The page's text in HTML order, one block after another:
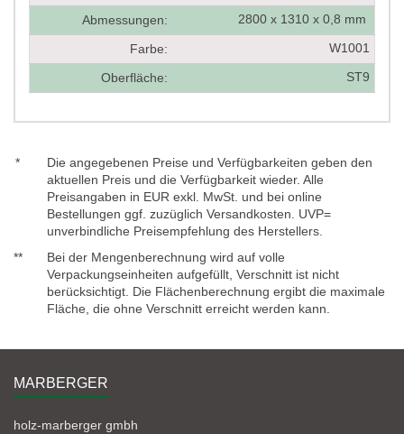
Abmessungen: 2800 x 1310 x 0,8 mm
Farbe: W1001
Oberfläche: ST9
*
Die angegebenen Preise und Verfügbarkeiten geben den
aktuellen Preis und die Verfügbarkeit wieder. Alle
Preisangaben in EUR exkl. MwSt. und bei online
Bestellungen ggf. zuzüglich Versandkosten. UVP=
unverbindliche Preisempfehlung des Herstellers.
**
Bei der Mengenberechnung wird auf volle
Verpackungseinheiten aufgefüllt, Verschnitt ist nicht
berücksichtigt. Die Flächenberechnung ergibt die maximale
Fläche, die ohne Verschnitt erreicht werden kann.
MARBERGER
holz-marberger gmbh